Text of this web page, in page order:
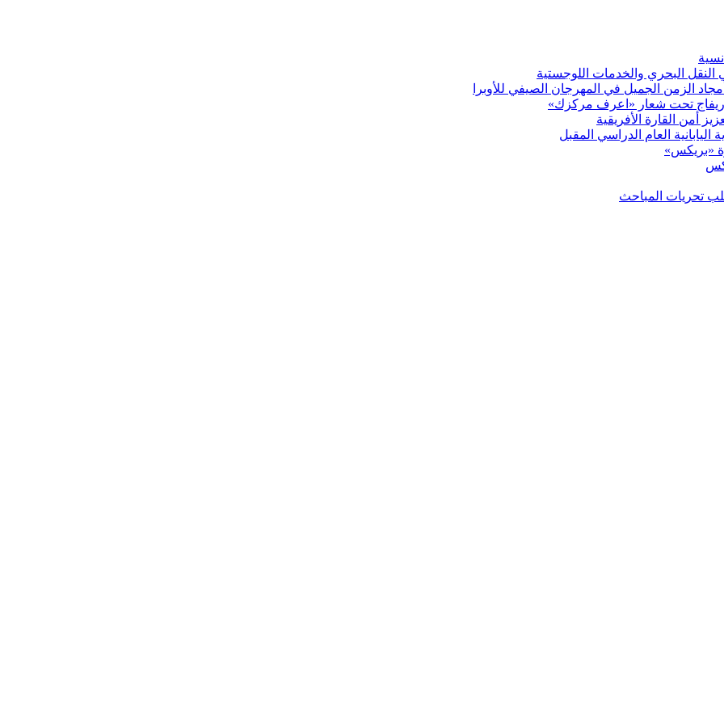
النقل البحري والخدمات اللوجستية
الزمن الجميل في المهرجان الصيفي للأوبرا
تحت شعار «اعرف مركزك»
أمن القارة الأفريقية
اليابانية العام الدراسي المقبل
«بريكس»
تحريات المباحث